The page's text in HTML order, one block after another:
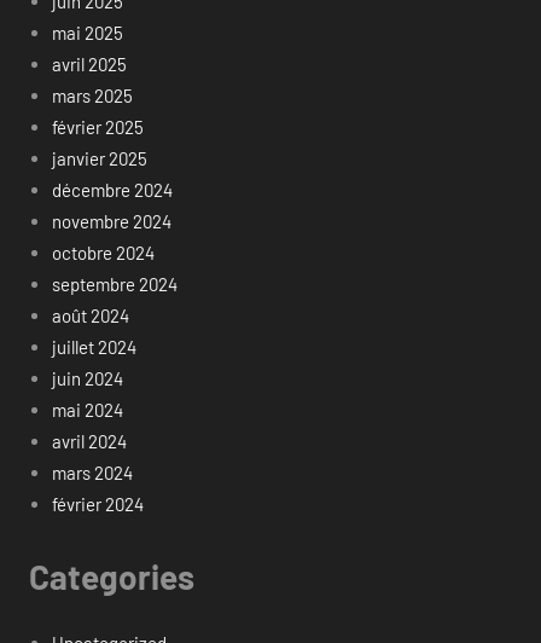
mai 2025
avril 2025
mars 2025
février 2025
janvier 2025
décembre 2024
novembre 2024
octobre 2024
septembre 2024
août 2024
juillet 2024
juin 2024
mai 2024
avril 2024
mars 2024
février 2024
Categories